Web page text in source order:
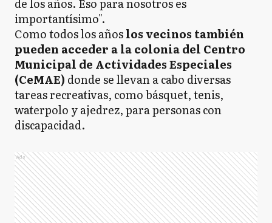
de los años. Eso para nosotros es
importantísimo".
Como todos los añoslos vecinos también
pueden acceder a la colonia del Centro
Municipal de Actividades Especiales
(CeMAE) donde se llevan a cabo diversas
tareas recreativas, como básquet, tenis,
waterpolo y ajedrez, para personas con
discapacidad.
Ads